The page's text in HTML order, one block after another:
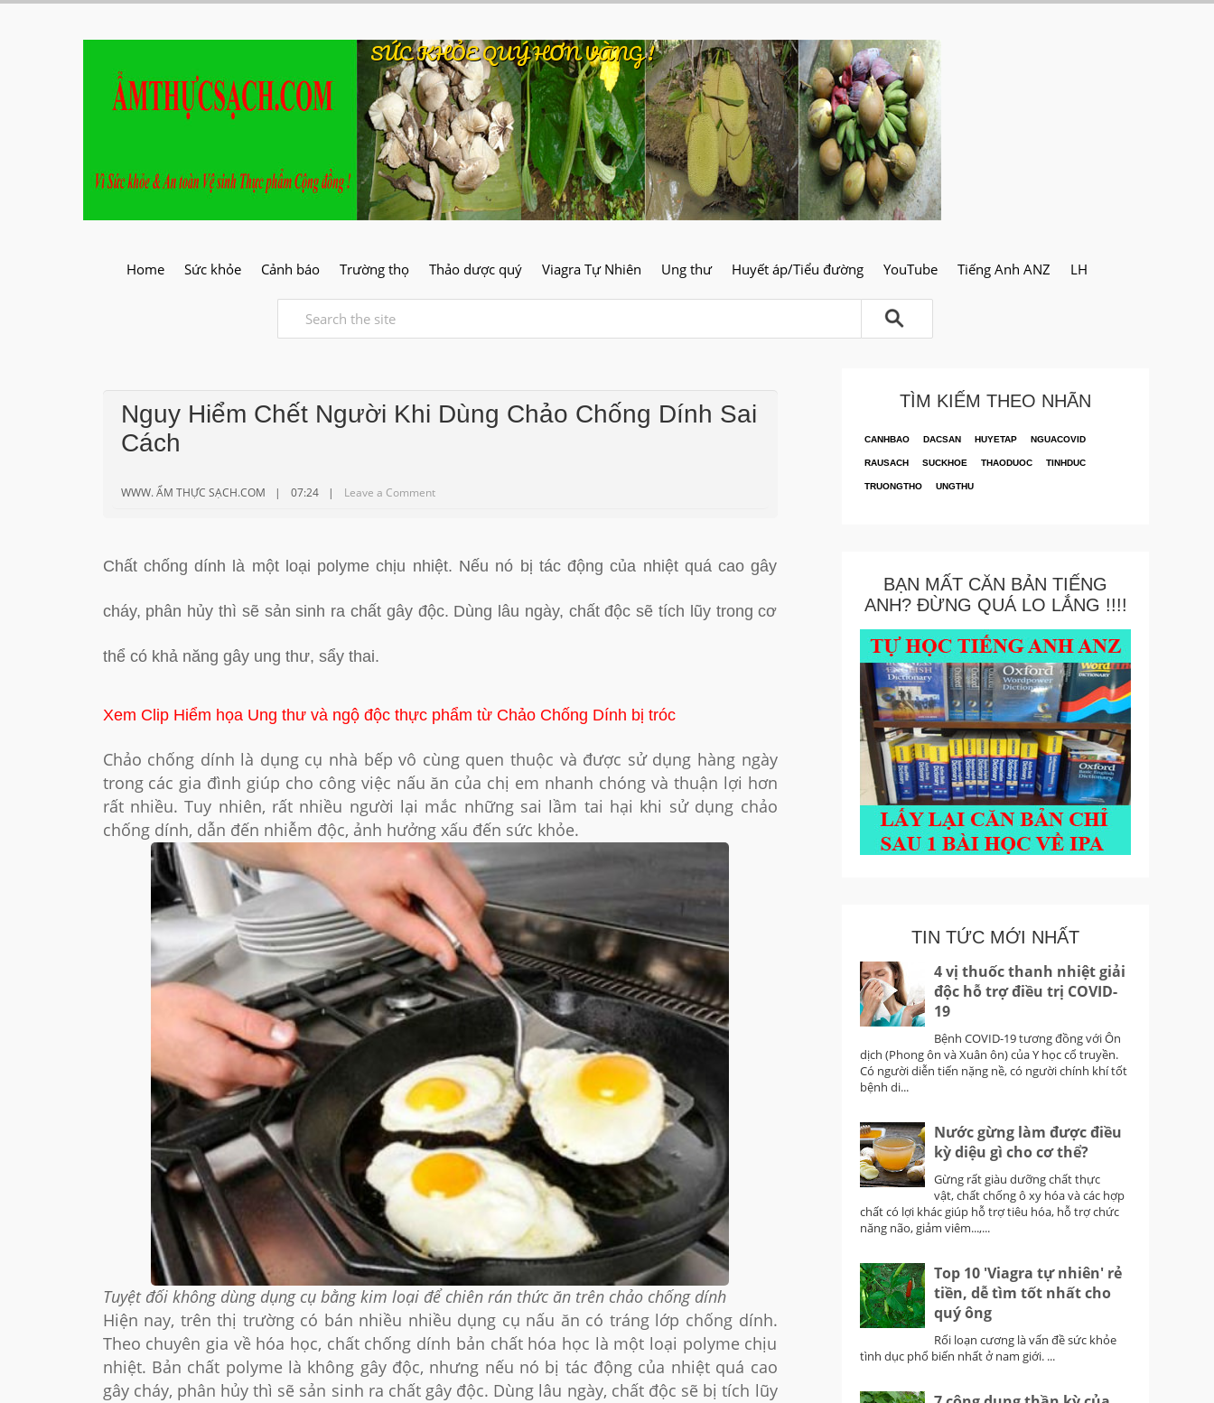
SỨC KHỎE QUÝ HƠN VÀNG !
Home Sức khỏe Cảnh báo Trường thọ Thảo dược quý Viagra Tự Nhiên Ung thư Huyết áp/Tiểu đường YouTube Tiếng Anh ANZ LH
Nguy Hiểm Chết Người Khi Dùng Chảo Chống Dính Sai
Cách
WWW. ẨM THỰC SẠCH.COM 07:24 Leave a Comment
Chất chống dính là một loại polyme chịu nhiệt. Nếu nó bị tác động của nhiệt quá cao gây
cháy, phân hủy thì sẽ sản sinh ra chất gây độc. Dùng lâu ngày, chất độc sẽ tích lũy trong cơ
thể có khả năng gây ung thư, sẩy thai.
Xem Clip Hiểm họa Ung thư và ngộ độc thực phẩm từ Chảo Chống Dính bị tróc
Chảo chống dính là dụng cụ nhà bếp vô cùng quen thuộc và được sử dụng hàng ngày
trong các gia đình giúp cho công việc nấu ăn của chị em nhanh chóng và thuận lợi hơn
rất nhiều. Tuy nhiên, rất nhiều người lại mắc những sai lầm tai hại khi sử dụng chảo
chống dính, dẫn đến nhiễm độc, ảnh hưởng xấu đến sức khỏe.
Tuyệt đối không dùng dụng cụ bằng kim loại để chiên rán thức ăn trên chảo chống dính
Hiện nay, trên thị trường có bán nhiều nhiều dụng cụ nấu ăn có tráng lớp chống dính.
Theo chuyên gia về hóa học, chất chống dính bản chất hóa học là một loại polyme chịu
nhiệt. Bản chất polyme là không gây độc, nhưng nếu nó bị tác động của nhiệt quá cao
gây cháy, phân hủy thì sẽ sản sinh ra chất gây độc. Dùng lâu ngày, chất độc sẽ bị tích lũy
TÌM KIẾM THEO NHÃN
CANHBAO DACSAN HUYETAP NGUACOVID
RAUSACH SUCKHOE THAODUOC TINHDUC
TRUONGTHO UNGTHU
BẠN MẤT CĂN BẢN TIẾNG
ANH? ĐỪNG QUÁ LO LẮNG !!!!
TIN TỨC MỚI NHẤT
4 vị thuốc thanh nhiệt giải
độc hỗ trợ điều trị COVID-
19
Bệnh COVID-19 tương đồng với Ôn
dịch (Phong ôn và Xuân ôn) của Y học cổ truyền.
Có người diễn tiến nặng nề, có người chính khí tốt
bệnh di...
Nước gừng làm được điều
kỳ diệu gì cho cơ thể?
Gừng rất giàu dưỡng chất thực
vật, chất chống ô xy hóa và các hợp
chất có lợi khác giúp hỗ trợ tiêu hóa, hỗ trợ chức
năng não, giảm viêm...,...
Top 10 'Viagra tự nhiên' rẻ
tiền, dễ tìm tốt nhất cho
quý ông
Rối loạn cương là vấn đề sức khỏe
tình dục phổ biến nhất ở nam giới. ...